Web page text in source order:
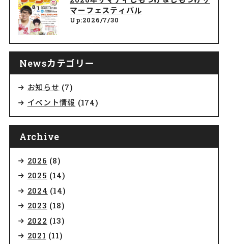
マーフェスティバル
Up:2026/7/30
Newsカテゴリー
お知らせ (7)
イベント情報 (174)
Archive
2026 (8)
2025 (14)
2024 (14)
2023 (18)
2022 (13)
2021 (11)